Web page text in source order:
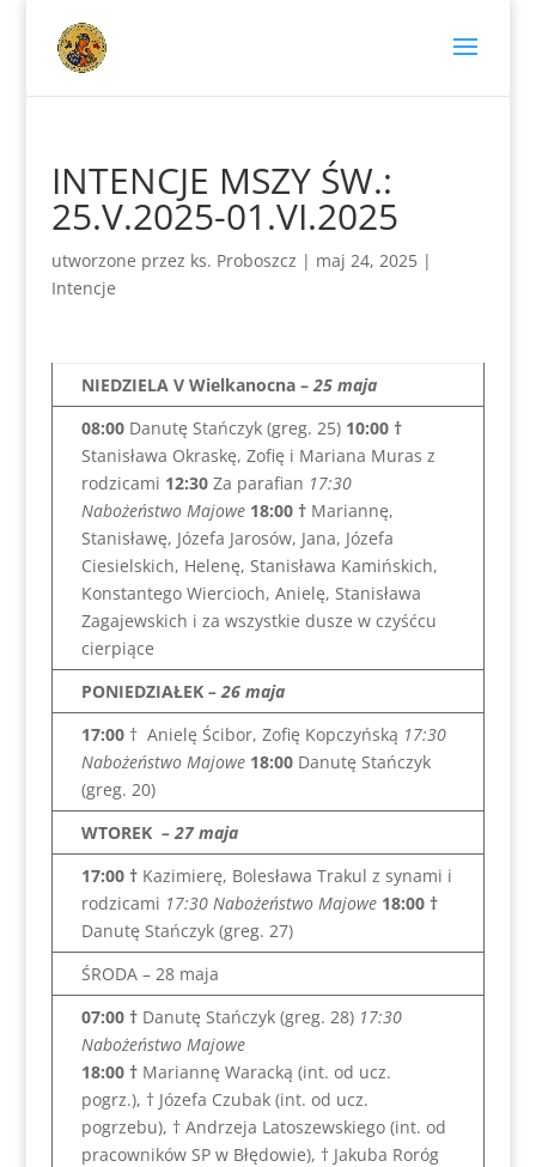
INTENCJE MSZY ŚW.:
25.V.2025-01.VI.2025
utworzone przez ks. Proboszcz | maj 24, 2025|
Intencje
NIEDZIELA V Wielkanocna –25 maja
08:00 Danutę Stańczyk (greg. 25) 10:00 †
Stanisława Okraskę, Zofię i Mariana Muras z
rodzicami 12:30 Za parafian 17:30
Nabożeństwo Majowe 18:00 † Mariannę,
Stanisławę, Józefa Jarosów, Jana, Józefa
Ciesielskich, Helenę, Stanisława Kamińskich,
Konstantego Wiercioch, Anielę, Stanisława
Zagajewskich i za wszystkie dusze w czyśćcu
cierpiące
PONIEDZIAŁEK – 26 maja
17:00† Anielę Ścibor, Zofię Kopczyńską 17:30
Nabożeństwo Majowe 18:00 Danutę Stańczyk
(greg. 20)
WTOREK – 27 maja
17:00 † Kazimierę, Bolesława Trakul z synami i
rodzicami 17:30 Nabożeństwo Majowe 18:00 †
Danutę Stańczyk (greg. 27)
ŚRODA – 28 maja
07:00 † Danutę Stańczyk (greg. 28) 17:30
Nabożeństwo Majowe
18:00 † Mariannę Waracką (int. od ucz.
pogrz.), † Józefa Czubak (int. od ucz.
pogrzebu), † Andrzeja Latoszewskiego (int. od
pracowników SP w Błędowie), † Jakuba Roróg